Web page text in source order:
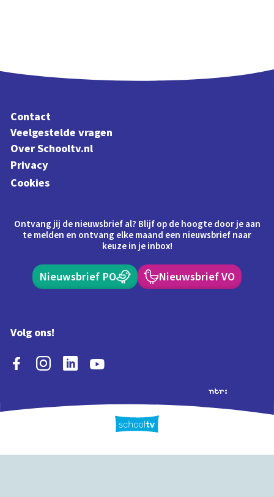
Contact
Veelgestelde vragen
Over Schooltv.nl
Privacy
Cookies
Ontvang jij de nieuwsbrief al? Blijf op de hoogte door je aan
te melden en ontvang elke maand een nieuwsbrief naar
keuze in je inbox!
Nieuwsbrief PO Nieuwsbrief VO
Volg ons!